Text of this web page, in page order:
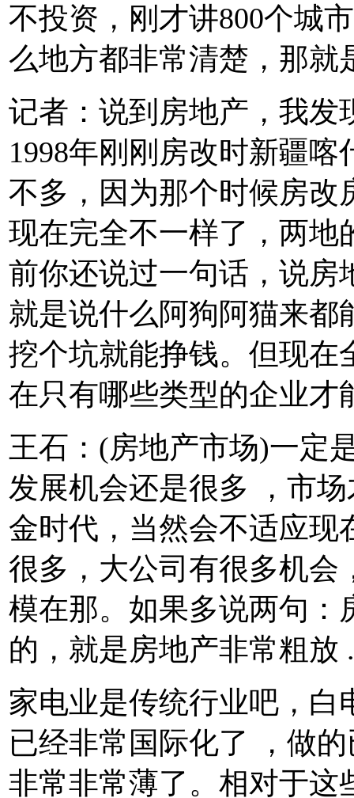
不投资，刚才讲800个城
么地方都非常清楚，那就
记者：说到房地产，我发
1998年刚刚房改时新疆
不多，因为那个时候房改
现在完全不一样了，两地
前你还说过一句话，说房
就是说什么阿狗阿猫来都
挖个坑就能挣钱。但现在
在只有哪些类型的企业才
王石：(房地产市场)一定
发展机会还是很多 ，市
金时代，当然会不适应现
很多，大公司有很多机会
模在那。如果多说两句：
的，就是房地产非常粗放 .
家电业是传统行业吧，白
已经非常国际化了 ，做
非常非常薄了。相对于这